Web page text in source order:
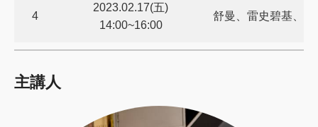
4
2023.02.17(五)
14:00~16:00
舒曼、雷史碧基、莫
主講人